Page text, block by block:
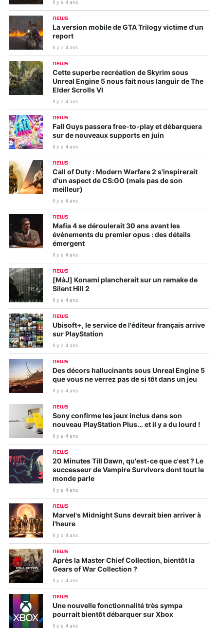
Il y a 4 ans
NEWS
La version mobile de GTA Trilogy victime d'un
report
Il y a 4 ans
NEWS
Cette superbe recréation de Skyrim sous
Unreal Engine 5 nous fait nous languir de The
Elder Scrolls VI
Il y a 4 ans
NEWS
Fall Guys passera free-to-play et débarquera
sur de nouveaux supports en juin
Il y a 4 ans
NEWS
Call of Duty : Modern Warfare 2 s'inspirerait
d'un aspect de CS:GO (mais pas de son
meilleur)
Il y a 4 ans
NEWS
Mafia 4 se déroulerait 30 ans avant les
événements du premier opus : des détails
émergent
Il y a 4 ans
NEWS
[MàJ] Konami plancherait sur un remake de
Silent Hill 2
Il y a 4 ans
NEWS
Ubisoft+, le service de l'éditeur français arrive
sur PlayStation
Il y a 4 ans
NEWS
Des décors hallucinants sous Unreal Engine 5
que vous ne verrez pas de si tôt dans un jeu
Il y a 4 ans
NEWS
Sony confirme les jeux inclus dans son
nouveau PlayStation Plus... et il y a du lourd !
Il y a 4 ans
NEWS
20 Minutes Till Dawn, qu'est-ce que c'est ? Le
successeur de Vampire Survivors dont tout le
monde parle
Il y a 4 ans
NEWS
Marvel's Midnight Suns devrait bien arriver à
l'heure
Il y a 4 ans
NEWS
Après la Master Chief Collection, bientôt la
Gears of War Collection ?
Il y a 4 ans
NEWS
Une nouvelle fonctionnalité très sympa
pourrait bientôt débarquer sur Xbox
Il y a 4 ans